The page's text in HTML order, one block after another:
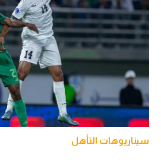
سيناريوهات التأهل